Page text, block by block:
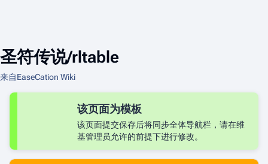
圣符传说/rltable
来自EaseCation Wiki
该页面为模板
该页面提交保存后将同步全体导航栏，请在维
基管理员允许的前提下进行修改。